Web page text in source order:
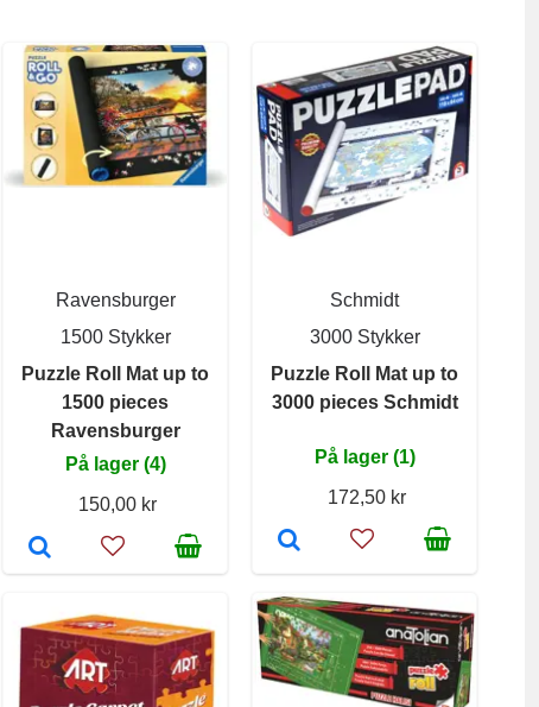
Ravensburger
1500 Stykker
Puzzle Roll Mat up to
1500 pieces
Ravensburger
På lager (4)
150,00 kr
Schmidt
3000 Stykker
Puzzle Roll Mat up to
3000 pieces Schmidt
På lager (1)
172,50 kr